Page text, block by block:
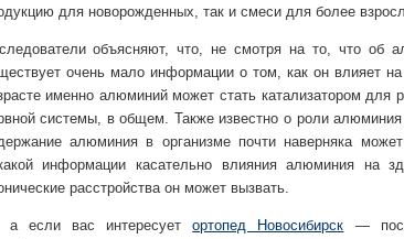
для новорожденных, так и смеси для более
объясняют, что, не смотря на то, что об
очень мало информации о том, как он влияет
именно алюминий может стать катализатором для
системы, в общем. Также известно о роли
алюминия в организме почти наверняка
информации касательно влияния алюминия на
расстройства он может вызвать.
а если вас интересуетортопед Новосибирск —